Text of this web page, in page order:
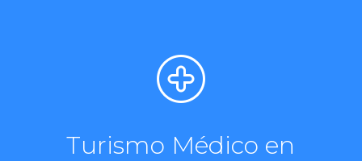
Turismo Médico en